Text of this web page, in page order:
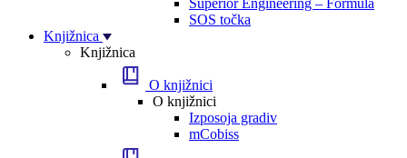
Superior Engineering – Formula
SOS točka
Knjižnica
Knjižnica
O knjižnici
O knjižnici
Izposoja gradiv
mCobiss